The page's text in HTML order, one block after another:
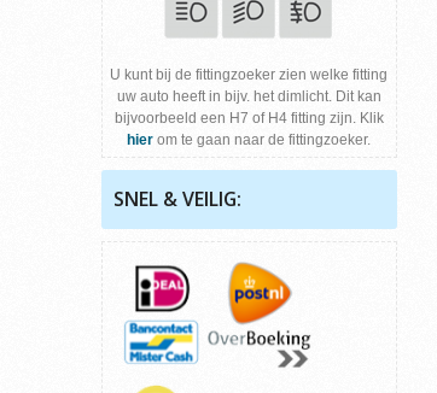
U kunt bij de fittingzoeker zien welke fitting
uw auto heeft in bijv. het dimlicht. Dit kan
bijvoorbeeld een H7 of H4 fitting zijn. Klik
hier om te gaan naar de fittingzoeker.
SNEL & VEILIG: